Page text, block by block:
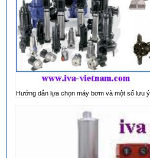
Hướng dẫn lựa chọn máy bơm và một số lưu